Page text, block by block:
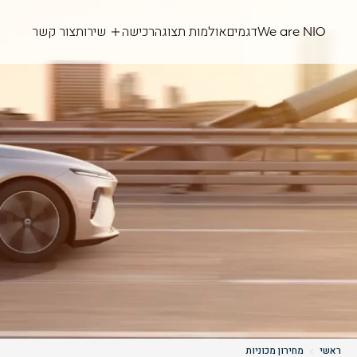
We are NIOדגמיםאולמות תצוגהרכישה שירותצור קשר
ראשי מחירון מכוניות